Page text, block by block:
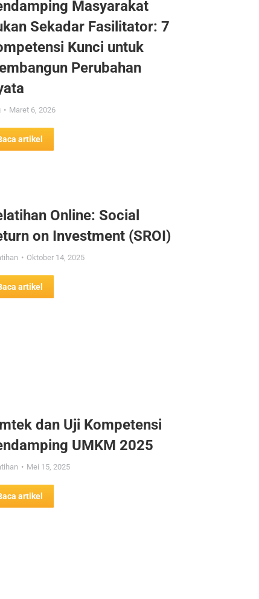
Masyarakat
Sekadar Fasilitator: 7
Kunci untuk
Perubahan
Maret 6, 2026
artikel
Online: Social
on Investment (SROI)
Oktober 14, 2025
artikel
dan Uji Kompetensi
UMKM 2025
Mei 15, 2025
artikel